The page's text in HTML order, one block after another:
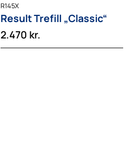
R145X
Result Trefill „Classic“
2.470 kr.